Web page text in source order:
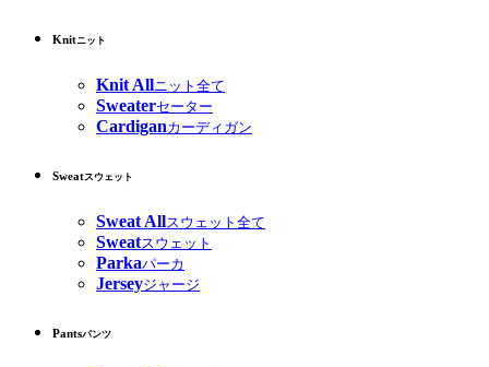
Knitニット
Knit Allニット全て
Sweaterセーター
Cardiganカーディガン
Sweatスウェット
Sweat Allスウェット全て
Sweatスウェット
Parkaパーカ
Jerseyジャージ
Pantsパンツ